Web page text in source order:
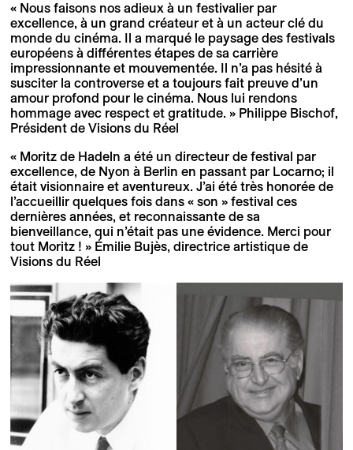
« Nous faisons nos adieux à un festivalier par
excellence, à un grand créateur et à un acteur clé du
monde du cinéma. Il a marqué le paysage des festivals
européens à différentes étapes de sa carrière
impressionnante et mouvementée. Il n’a pas hésité à
susciter la controverse et a toujours fait preuve d’un
amour profond pour le cinéma. Nous lui rendons
hommage avec respect et gratitude. » Philippe Bischof,
Président de Visions du Réel
« Moritz de Hadeln a été un directeur de festival par
excellence, de Nyon à Berlin en passant par Locarno; il
était visionnaire et aventureux. J’ai été très honorée de
l’accueillir quelques fois dans « son » festival ces
dernières années, et reconnaissante de sa
bienveillance, qui n’était pas une évidence. Merci pour
tout Moritz ! » Émilie Bujès, directrice artistique de
Visions du Réel